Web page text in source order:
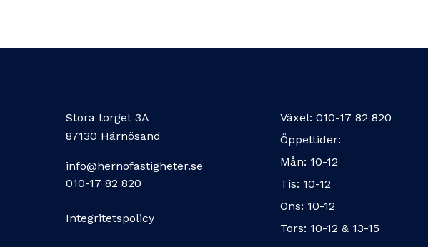
Stora torget 3A
87130 Härnösand
info@hernofastigheter.se
010-17 82 820
Integritetspolicy
Växel: 010-17 82 820
Öppettider:
Mån: 10-12
Tis: 10-12
Ons: 10-12
Tors: 10-12 & 13-15